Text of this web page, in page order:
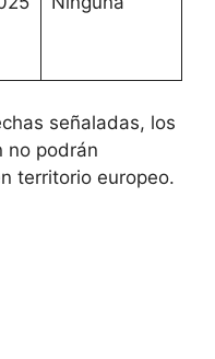
señaladas, los
no podrán
territorio europeo.